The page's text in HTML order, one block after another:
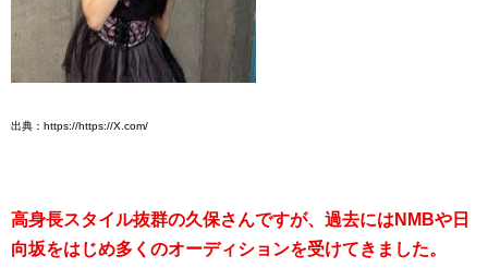
出典：https://https://X.com/
高身長スタイル抜群の久保さんですが、過去にはNMBや日
向坂をはじめ多くのオーディションを受けてきました。